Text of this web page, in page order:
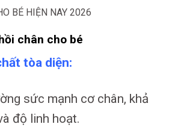
chân cho bé
tòa diện:
sức mạnh cơ chân, khả
độ linh hoạt.